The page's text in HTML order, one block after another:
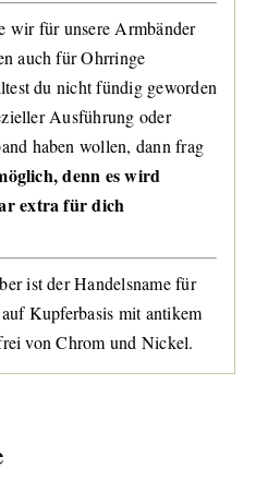
wir für unsere Armbänder
auch für Ohrringe
du nicht fündig geworden
Ausführung oder
haben wollen, dann frag
denn es wird
extra für dich
ist der Handelsname für
Kupferbasis mit antikem
von Chrom und Nickel.